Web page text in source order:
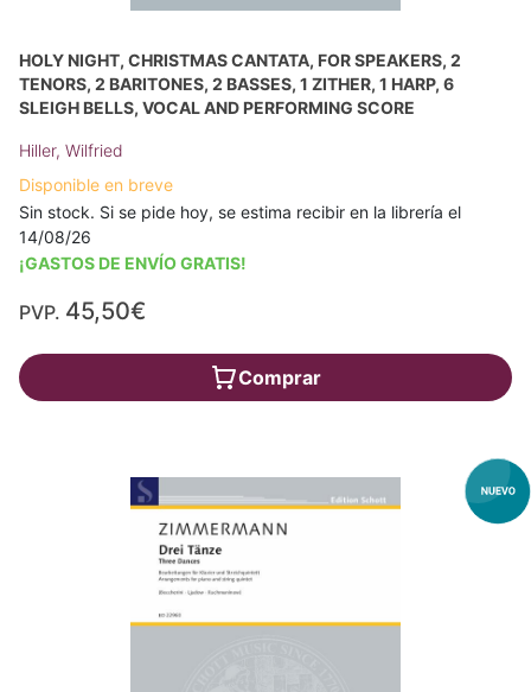
HOLY NIGHT, CHRISTMAS CANTATA, FOR SPEAKERS, 2
TENORS, 2 BARITONES, 2 BASSES, 1 ZITHER, 1 HARP, 6
SLEIGH BELLS, VOCAL AND PERFORMING SCORE
Hiller, Wilfried
Disponible en breve
Sin stock. Si se pide hoy, se estima recibir en la librería el
14/08/26
¡GASTOS DE ENVÍO GRATIS!
PVP. 45,50€
Comprar